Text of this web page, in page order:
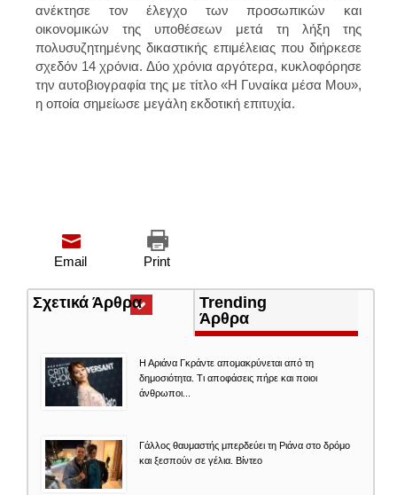
ανέκτησε τον έλεγχο των προσωπικών και
οικονομικών της υποθέσεων μετά τη λήξη της
πολυσυζητημένης δικαστικής επιμέλειας που διήρκεσε
σχεδόν 14 χρόνια. Δύο χρόνια αργότερα, κυκλοφόρησε
την αυτοβιογραφία της με τίτλο «Η Γυναίκα μέσα Μου»,
η οποία σημείωσε μεγάλη εκδοτική επιτυχία.
Print
Email
Σχετικά Άρθρα(ενεργή
καρτέλα)
Trending
Άρθρα
Η Αριάνα Γκράντε απομακρύνεται από τη
δημοσιότητα. Τι αποφάσεις πήρε και ποιοι
άνθρωποι...
Γάλλος θαυμαστής μπερδεύει τη Ριάνα στο δρόμο
και ξεσπούν σε γέλια. Βίντεο